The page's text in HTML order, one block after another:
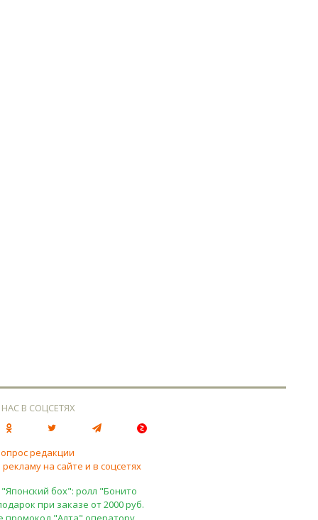
В СОЦСЕТЯХ
редакции
на сайте и в соцсетях
бох": ролл "Бонито
при заказе от 2000 руб.